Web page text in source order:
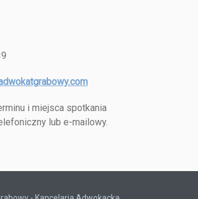
i miejsca spotkania
lub e-mailowy.